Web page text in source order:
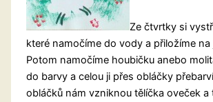
Ze čtvrtky si
které namočíme do vody a přiložíme
Potom namočíme houbičku anebo
do barvy a celou ji přes obláčky
obláčků nám vzniknou tělíčka oveček a